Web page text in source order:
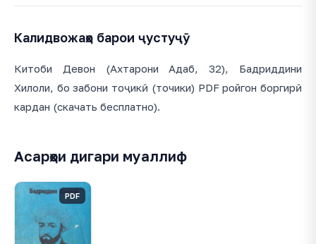
Калидвожаҳо барои ҷустуҷӯ
Китоби Девон (Ахтарони Адаб, 32), Бадриддини
Хилоли, бо забони тоҷикӣ (точики) PDF ройгон боргирӣ
кардан (скачать бесплатно).
Асарҳои дигари муаллиф
PDF